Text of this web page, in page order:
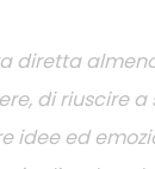
diretta
di riuscire
idee ed